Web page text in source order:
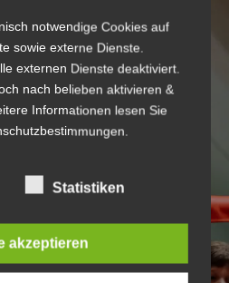
notwendige Cookies auf
sowie externe Dienste.
externen Dienste deaktiviert.
nach belieben aktivieren &
Informationen lesen Sie
Statistiken
akzeptieren